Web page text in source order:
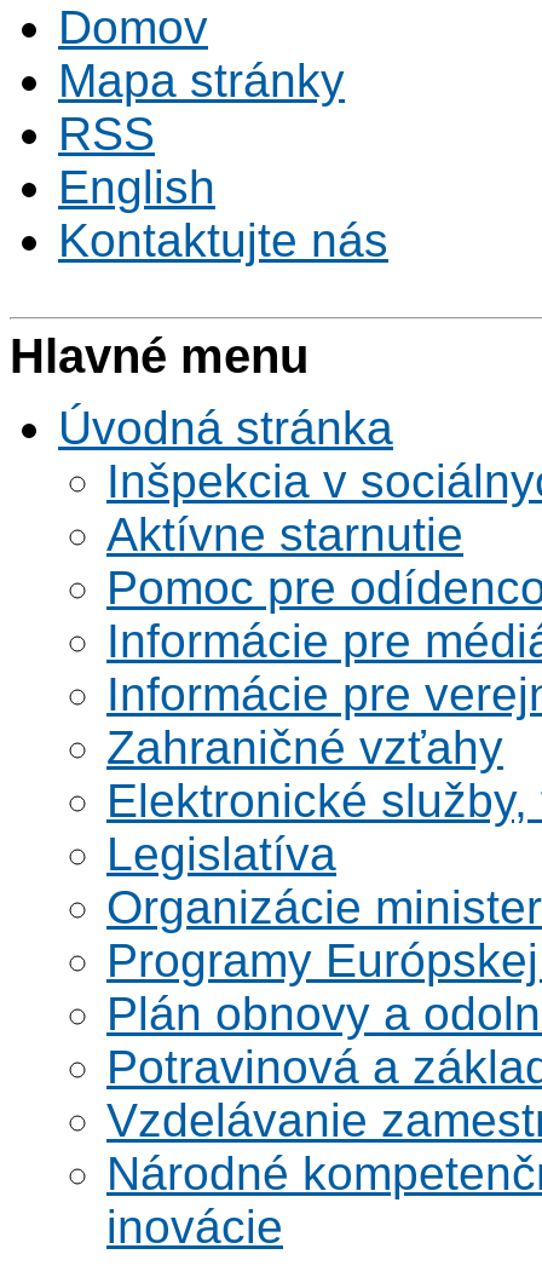
Domov
Mapa stránky
RSS
English
Kontaktujte nás
Hlavné menu
Úvodná stránka
Inšpekcia v
Aktívne starnutie
Pomoc pre
Informácie pre
Informácie pre
Zahraničné vzťahy
Elektronické
Legislatíva
Organizácie
Programy
Plán obnovy a
Potravinová a
Vzdelávanie
Národné
inovácie